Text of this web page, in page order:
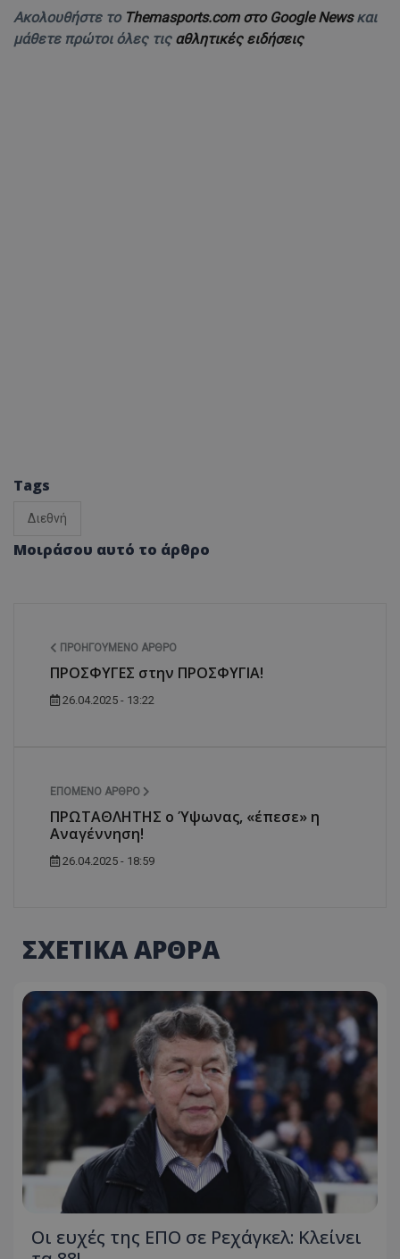
Ακολουθήστε το Themasports.com στο Google Newsκαι
μάθετε πρώτοι όλες τις αθλητικές ειδήσεις
Tags
Διεθνή
Μοιράσου αυτό το άρθρο
ΠΡΟΗΓΟΎΜΕΝΟ ΆΡΘΡΟ
ΠΡΟΣΦΥΓΕΣ στην ΠΡΟΣΦΥΓΙΑ!
26.04.2025 - 13:22
ΕΠΌΜΕΝΟ ΆΡΘΡΟ
ΠΡΩΤΑΘΛΗΤΗΣ ο Ύψωνας, «έπεσε» η
Αναγέννηση!
26.04.2025 - 18:59
ΣΧΕΤΙΚΑ ΑΡΘΡΑ
Οι ευχές της ΕΠΟ σε Ρεχάγκελ: Κλείνει